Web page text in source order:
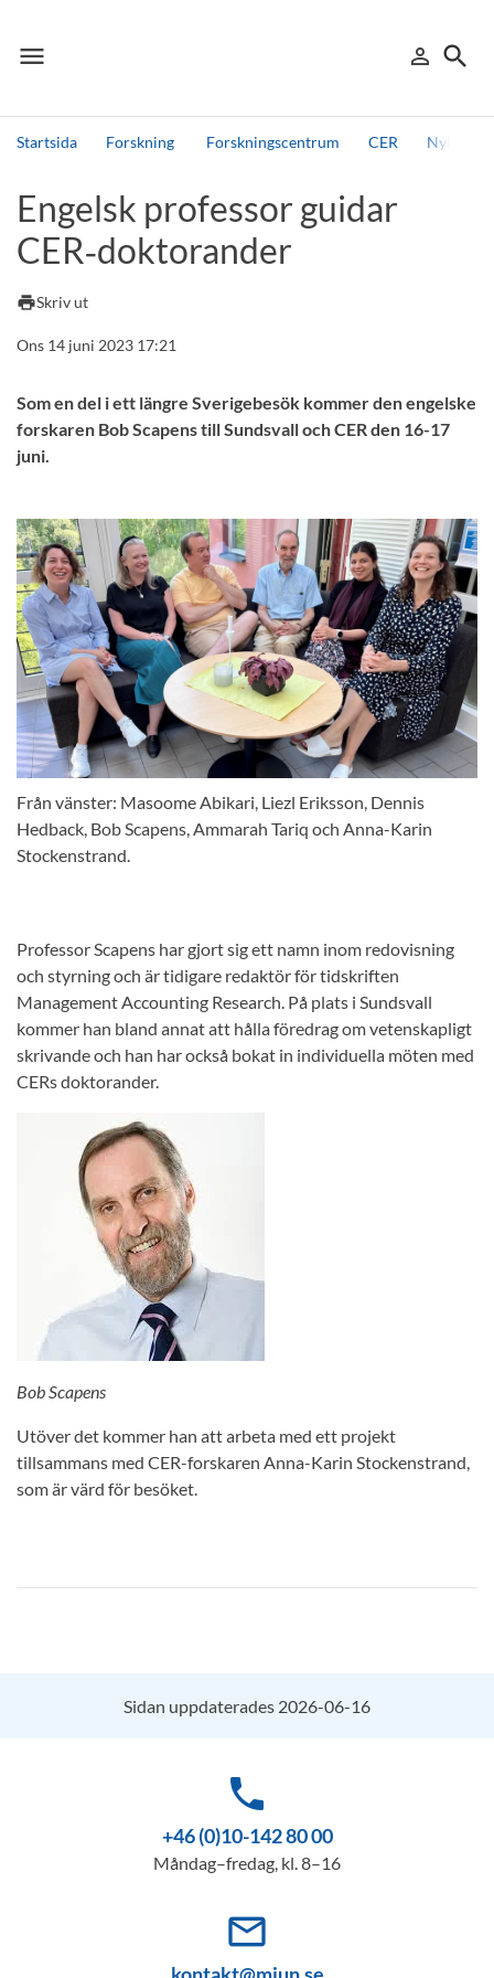
menu
Meny person_outline
Logga in
search
Sök
Startsida Forskning Forskningscentrum CER Nyheter
Andra söktjänster
Detta är vår testmiljö - endast testdata
Engelsk professor guidar
CER‑doktorander
printSkriv ut
Ons 14 juni 2023 17:21
Som en del i ett längre Sverigebesök kommer den engelske
forskaren Bob Scapens till Sundsvall och CER den 16-17
juni.
Från vänster: Masoome Abikari, Liezl Eriksson, Dennis
Hedback, Bob Scapens, Ammarah Tariq och Anna-Karin
Stockenstrand.
Professor Scapens har gjort sig ett namn inom redovisning
och styrning och är tidigare redaktör för tidskriften
Management Accounting Research. På plats i Sundsvall
kommer han bland annat att hålla föredrag om vetenskapligt
skrivande och han har också bokat in individuella möten med
CERs doktorander.
Bob Scapens
Utöver det kommer han att arbeta med ett projekt
tillsammans med CER-forskaren Anna-Karin Stockenstrand,
som är värd för besöket.
Sidan uppdaterades 2026-06-16
phone
+46 (0)10-142 80 00
Måndag–fredag, kl. 8–16
mail_outline